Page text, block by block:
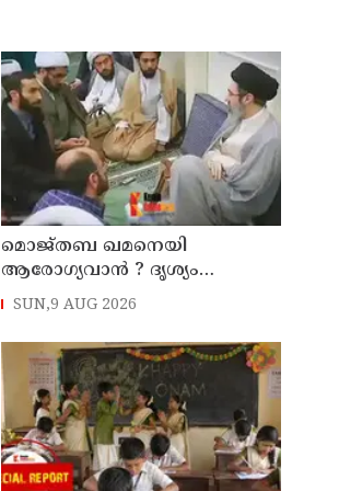
മൊജ്തബ ഖമനെയി
ആരോഗ്യവാന്‍ ? ദൃശ്യം
പുറത്തുവിട്ട് ഇറാന്‍ മാധ്യമം
SUN,9 AUG 2026